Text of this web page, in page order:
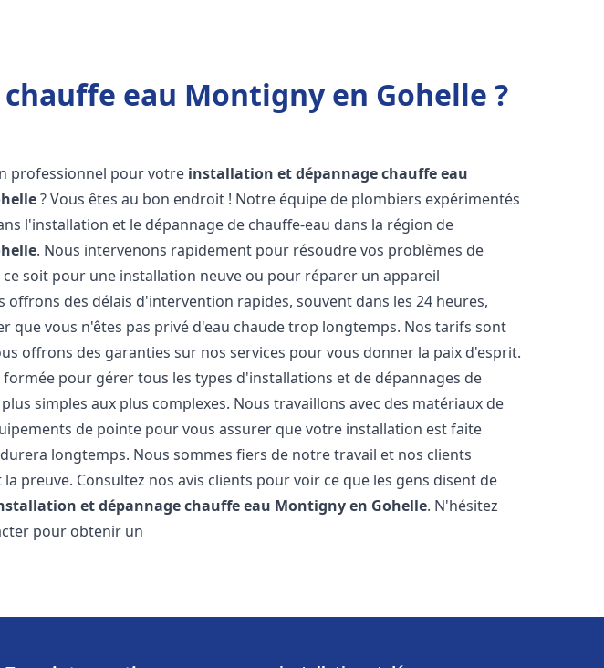
eau Montigny en Gohelle ?
professionnel pour votre installation et dépannage chauffe eau
? Vous êtes au bon endroit ! Notre équipe de plombiers expérimentés
l'installation et le dépannage de chauffe-eau dans la région de
. Nous intervenons rapidement pour résoudre vos problèmes de
ce soit pour une installation neuve ou pour réparer un appareil
offrons des délais d'intervention rapides, souvent dans les 24 heures,
que vous n'êtes pas privé d'eau chaude trop longtemps. Nos tarifs sont
offrons des garanties sur nos services pour vous donner la paix d'esprit.
pour gérer tous les types d'installations et de dépannages de
simples aux plus complexes. Nous travaillons avec des matériaux de
de pointe pour vous assurer que votre installation est faite
longtemps. Nous sommes fiers de notre travail et nos clients
preuve. Consultez nos avis clients pour voir ce que les gens disent de
et dépannage chauffe eau Montigny en Gohelle. N'hésitez
pour obtenir un